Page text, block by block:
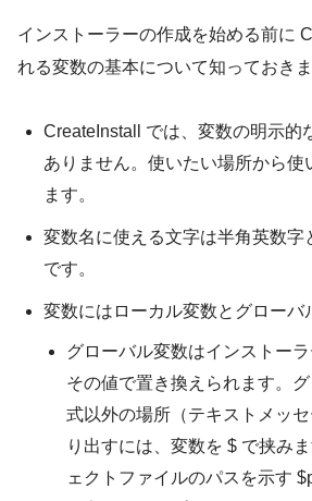
インストーラーの作成を始める前に
れる変数の基本について知っておきま
CreateInstall では、変数の明示的
ありません。使いたい場所から使
ます。
変数名に使える文字は半角英数字
です。
変数にはローカル変数とグローバ
グローバル変数はインストー
その値で置き換えられます。
式以外の場所（テキストメッ
り出すには、変数を $ で挟み
ェクトファイルのパスを示す